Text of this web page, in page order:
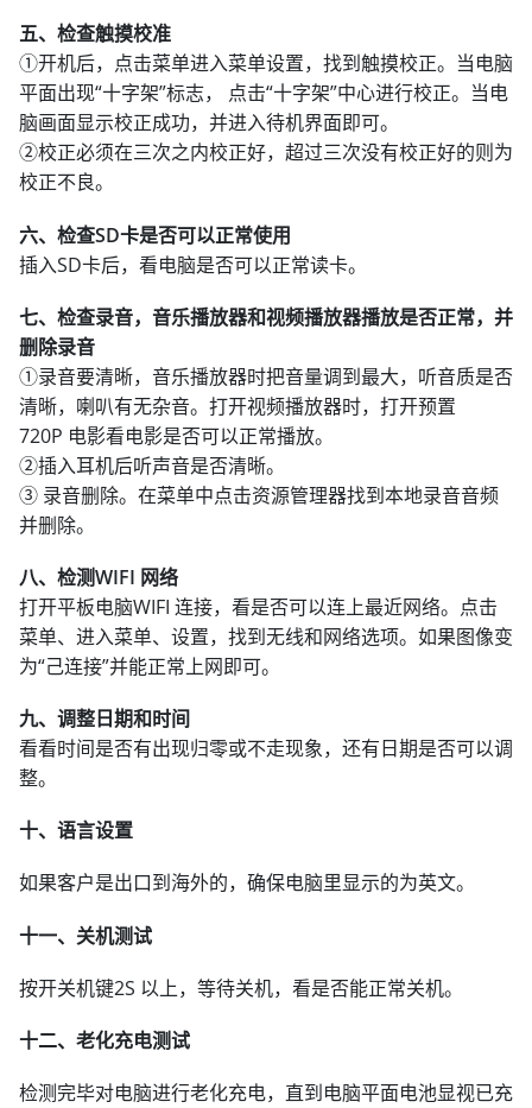
五、检查触摸校准
①开机后，点击菜单进入菜单设置，找到触摸校正。当电脑
平面出现“十字架”标志， 点击“十字架”中心进行校正。当电
脑画面显示校正成功，并进入待机界面即可。
②校正必须在三次之内校正好，超过三次没有校正好的则为
校正不良。
六、检查SD卡是否可以正常使用
插入SD卡后，看电脑是否可以正常读卡。
七、检查录音，音乐播放器和视频播放器播放是否正常，并
删除录音
①录音要清晰，音乐播放器时把音量调到最大，听音质是否
清晰，喇叭有无杂音。打开视频播放器时，打开预置
720P 电影看电影是否可以正常播放。
②插入耳机后听声音是否清晰。
③ 录音删除。在菜单中点击资源管理器找到本地录音音频
并删除。
八、检测WIFI 网络
打开平板电脑WIFI 连接，看是否可以连上最近网络。点击
菜单、进入菜单、设置，找到无线和网络选项。如果图像变
为“己连接”并能正常上网即可。
九、调整日期和时间
看看时间是否有出现归零或不走现象，还有日期是否可以调
整。
十、语言设置
如果客户是出口到海外的，确保电脑里显示的为英文。
十一、关机测试
按开关机键2S 以上，等待关机，看是否能正常关机。
十二、老化充电测试
检测完毕对电脑进行老化充电，直到电脑平面电池显视已充